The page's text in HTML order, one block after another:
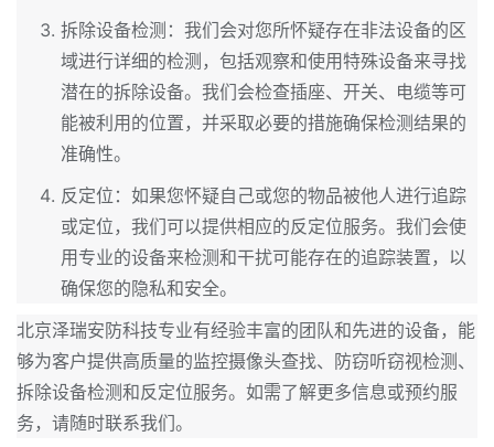
拆除设备检测：我们会对您所怀疑存在非法设备的区
域进行详细的检测，包括观察和使用特殊设备来寻找
潜在的拆除设备。我们会检查插座、开关、电缆等可
能被利用的位置，并采取必要的措施确保检测结果的
准确性。
反定位：如果您怀疑自己或您的物品被他人进行追踪
或定位，我们可以提供相应的反定位服务。我们会使
用专业的设备来检测和干扰可能存在的追踪装置，以
确保您的隐私和安全。
北京泽瑞安防科技专业有经验丰富的团队和先进的设备，能
够为客户提供高质量的监控摄像头查找、防窃听窃视检测、
拆除设备检测和反定位服务。如需了解更多信息或预约服
务，请随时联系我们。